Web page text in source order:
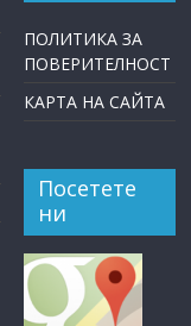
ПОЛИТИКА ЗА
ПОВЕРИТЕЛНОСТ
КАРТА НА САЙТА
Посетете
ни